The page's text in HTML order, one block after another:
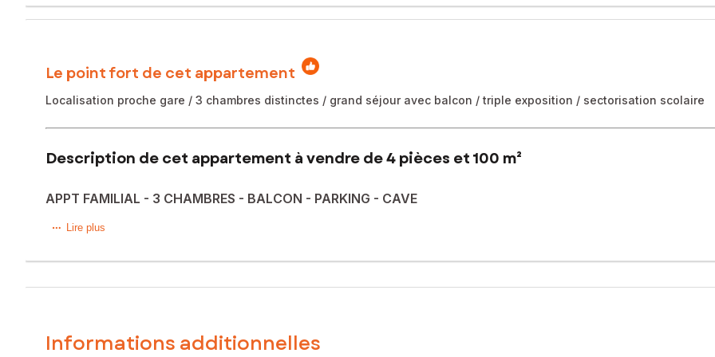
Le point fort de cet appartement
Localisation proche gare / 3 chambres distinctes / grand séjour avec balcon / triple exposition / sectorisation scolaire
Description de cet appartement à vendre de 4 pièces et 100 m²
APPT FAMILIAL - 3 CHAMBRES - BALCON - PARKING - CAVE
À seulement 4 minutes à pied de la gare de Gare de Clamart et au pied des commerces, découvrez ce bel appartement
chambres, d’une salle d’eau et de WC séparés. De nombreux placards complètent l’agencement fonctionnel de ce bien.
Lire plus
Informations additionnelles